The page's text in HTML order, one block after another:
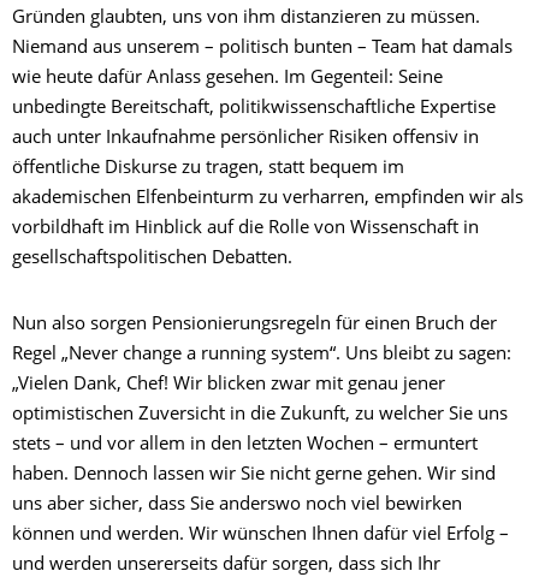
Gründen glaubten, uns von ihm distanzieren zu müssen.
Niemand aus unserem – politisch bunten – Team hat damals
wie heute dafür Anlass gesehen. Im Gegenteil: Seine
unbedingte Bereitschaft, politikwissenschaftliche Expertise
auch unter Inkaufnahme persönlicher Risiken offensiv in
öffentliche Diskurse zu tragen, statt bequem im
akademischen Elfenbeinturm zu verharren, empfinden wir als
vorbildhaft im Hinblick auf die Rolle von Wissenschaft in
gesellschaftspolitischen Debatten.
Nun also sorgen Pensionierungsregeln für einen Bruch der
Regel „Never change a running system“. Uns bleibt zu sagen:
„Vielen Dank, Chef! Wir blicken zwar mit genau jener
optimistischen Zuversicht in die Zukunft, zu welcher Sie uns
stets – und vor allem in den letzten Wochen – ermuntert
haben. Dennoch lassen wir Sie nicht gerne gehen. Wir sind
uns aber sicher, dass Sie anderswo noch viel bewirken
können und werden. Wir wünschen Ihnen dafür viel Erfolg –
und werden unsererseits dafür sorgen, dass sich Ihr